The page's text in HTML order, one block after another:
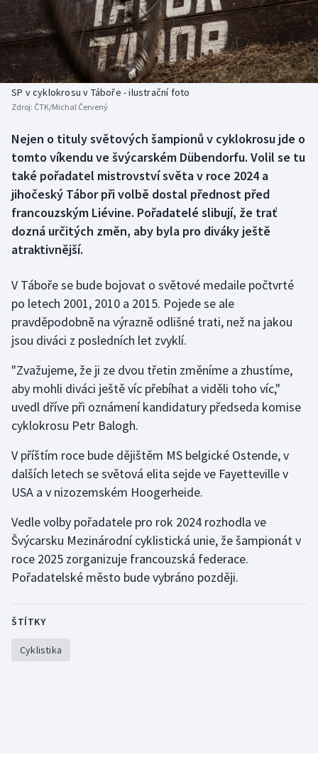
Boby a skeleton
Box
Curling
Florbal
Futsal
Golf
Gymnastika
Házená
Jezdectví
Krasobruslení
Lezení
Lyže a snowboard
Moderní pětiboj
Motorsport
Olympijské hry
AZ kvíz
SP v cyklokrosu v Táboře - ilustrační foto
Zdroj: ČTK/Michal Červený
Nejen o tituly světových šampionů v cyklokrosu jde o
tomto víkendu ve švýcarském Dübendorfu. Volil se tu
také pořadatel mistrovství světa v roce 2024 a
jihočeský Tábor při volbě dostal přednost před
francouzským Liévine. Pořadatelé slibují, že trať
dozná určitých změn, aby byla pro diváky ještě
atraktivnější.
V Táboře se bude bojovat o světové medaile počtvrté
po letech 2001, 2010 a 2015. Pojede se ale
pravděpodobně na výrazně odlišné trati, než na jakou
jsou diváci z posledních let zvyklí.
"Zvažujeme, že ji ze dvou třetin změníme a zhustíme,
aby mohli diváci ještě víc přebíhat a viděli toho víc,"
uvedl dříve při oznámení kandidatury předseda komise
cyklokrosu Petr Balogh.
V příštím roce bude dějištěm MS belgické Ostende, v
dalších letech se světová elita sejde ve Fayetteville v
USA a v nizozemském Hoogerheide.
Vedle volby pořadatele pro rok 2024 rozhodla ve
Švýcarsku Mezinárodní cyklistická unie, že šampionát v
roce 2025 zorganizuje francouzská federace.
Pořadatelské město bude vybráno později.
ŠTÍTKY
Cyklistika